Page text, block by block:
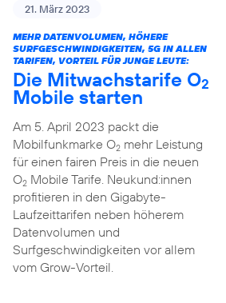
21. März 2023
MEHR DATENVOLUMEN, HÖHERE
SURFGESCHWINDIGKEITEN, 5G IN ALLEN
TARIFEN, VORTEIL FÜR JUNGE LEUTE:
Die Mitwachstarife O2
Mobile starten
Am 5. April 2023 packt die
Mobilfunkmarke O2mehr Leistung
für einen fairen Preis in die neuen
O2Mobile Tarife. Neukund:innen
profitieren in den Gigabyte-
Laufzeittarifen neben höherem
Datenvolumen und
Surfgeschwindigkeiten vor allem
vom Grow-Vorteil.